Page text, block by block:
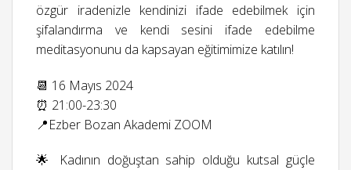
özgür iradenizle kendinizi ifade edebilmek için
şifalandırma ve kendi sesini ifade edebilme
meditasyonunu da kapsayan eğitimimize katılın!
📆 16 Mayıs 2024
⏰ 21:00-23:30
📍Ezber Bozan Akademi ZOOM
🌟 Kadının doğuştan sahip olduğu kutsal güçle